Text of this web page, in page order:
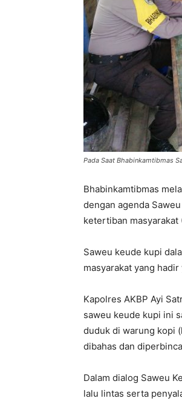
Pada Saat Bhabinkamtibmas
Bhabinkamtibmas
dengan agenda
ketertiban masyarakat
Saweu keude kupi
masyarakat yang
Kapolres AKBP Ayi
saweu keude kupi ini
duduk di warung kopi
dibahas dan
Dalam dialog Saweu
lalu lintas serta